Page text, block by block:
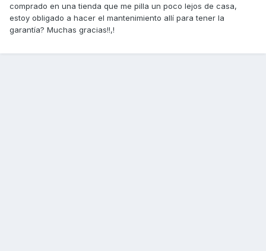
comprado en una tienda que me pilla un poco lejos de casa,
estoy obligado a hacer el mantenimiento allí para tener la
garantía? Muchas gracias!!,!